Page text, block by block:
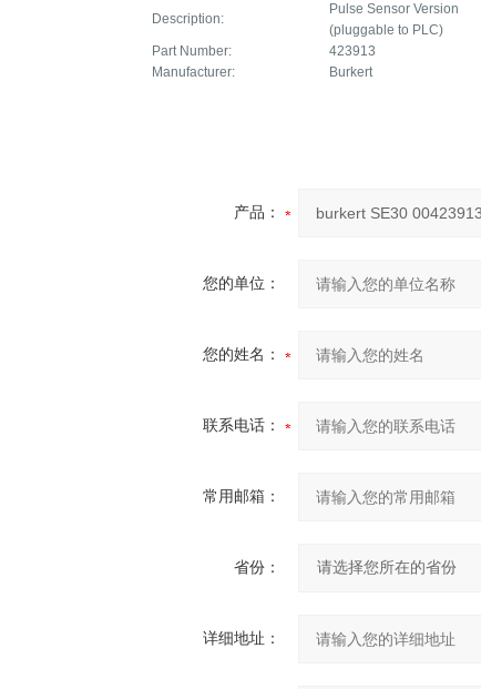
Description:
Pulse Sensor Version
(pluggable to PLC)
Part Number:
423913
Manufacturer:
Burkert
产品：
您的单位：
您的姓名：
联系电话：
常用邮箱：
省份：
详细地址：